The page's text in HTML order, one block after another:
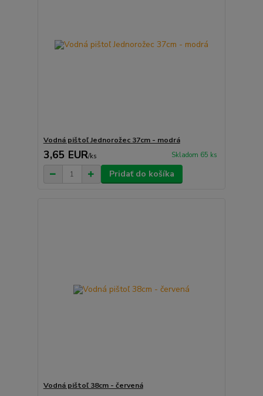
Vodná pištoľ Jednorožec 37cm - modrá
3,65 EUR/ks Skladom 65 ks
Pridať do košíka
Vodná pištoľ 38cm - červená